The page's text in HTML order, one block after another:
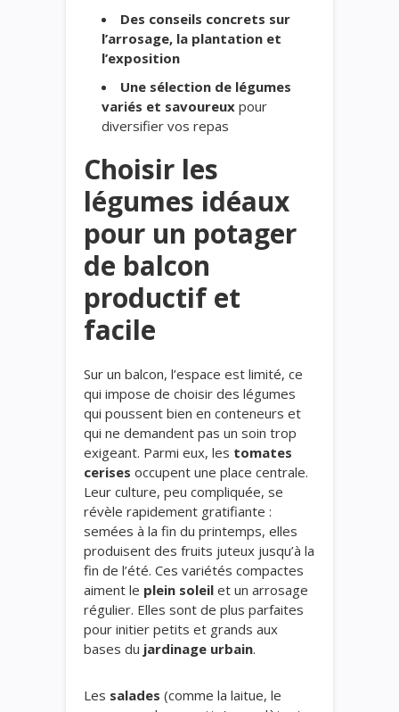
Des conseils concrets sur
l’arrosage, la plantation et
l’exposition
Une sélection de légumes
variés et savoureux pour
diversifier vos repas
Choisir les
légumes idéaux
pour un potager
de balcon
productif et
facile
Sur un balcon, l’espace est limité, ce
qui impose de choisir des légumes
qui poussent bien en conteneurs et
qui ne demandent pas un soin trop
exigeant. Parmi eux, les tomates
cerises occupent une place centrale.
Leur culture, peu compliquée, se
révèle rapidement gratifiante :
semées à la fin du printemps, elles
produisent des fruits juteux jusqu’à la
fin de l’été. Ces variétés compactes
aiment le plein soleil et un arrosage
régulier. Elles sont de plus parfaites
pour initier petits et grands aux
bases du jardinage urbain.
Les salades (comme la laitue, le